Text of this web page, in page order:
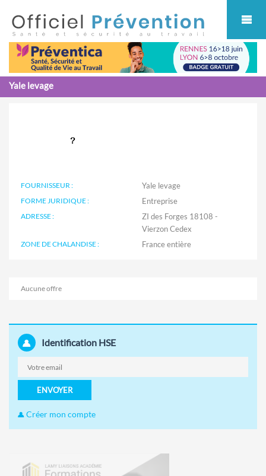
Yale levage
FOURNISSEUR : Yale levage
FORME JURIDIQUE : Entreprise
ADRESSE :
ZI des Forges 18108 -
Vierzon Cedex
ZONE DE CHALANDISE :
Aucune offre
Identification HSE
ENVOYER
Créer mon compte